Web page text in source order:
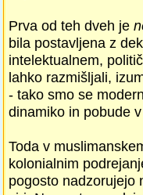
Prva od teh dveh je
bila postavljena z
intelektualnem,
lahko razmišljali,
- tako smo se
dinamiko in pobude
Toda v
kolonialnim
pogosto nadzorujejo